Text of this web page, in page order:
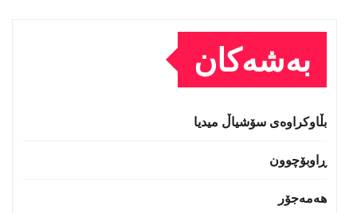
بەشەکان
بڵاوکراوەی سۆشیاڵ میدیا
ڕاوبۆچوون
هەمەجۆر